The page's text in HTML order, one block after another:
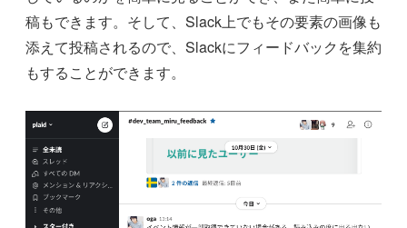
稿もできます。そして、Slack上でもその要素の画像も
添えて投稿されるので、Slackにフィードバックを集約
もすることができます。